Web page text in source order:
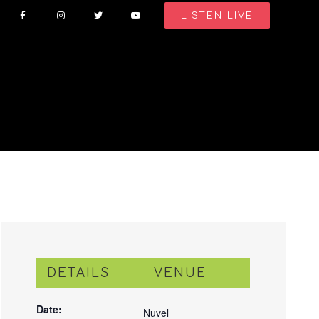
LISTEN LIVE
DETAILS
Date:
VENUE
Nuvel